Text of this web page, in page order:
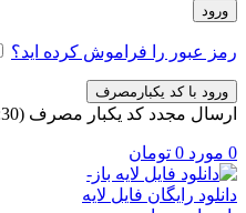
ورود
رمز عبور را فراموش کرده اید؟
ورود با کد یکبارمصرف
ارسال مجدد کد یکبار مصرف (00:
30
0 مورد 0 تومان